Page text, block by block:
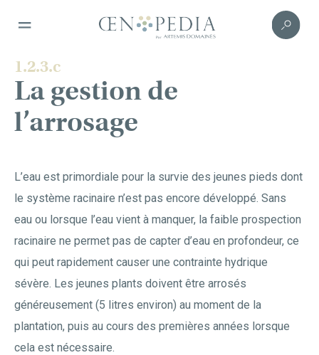
1.2.3.c
La gestion de
l’arrosage
L’eau est primordiale pour la survie des jeunes pieds dont
le système racinaire n’est pas encore développé. Sans
eau ou lorsque l’eau vient à manquer, la faible prospection
racinaire ne permet pas de capter d’eau en profondeur, ce
qui peut rapidement causer une contrainte hydrique
sévère. Les jeunes plants doivent être arrosés
généreusement (5 litres environ) au moment de la
plantation, puis au cours des premières années lorsque
cela est nécessaire.